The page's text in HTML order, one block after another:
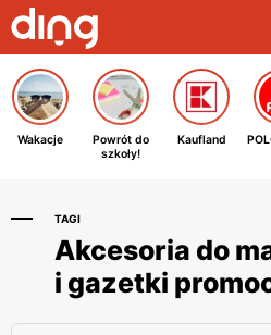
Wakacje
Powrót do
szkoły!
Kaufland
TAGI
Akcesoria do
i gazetki